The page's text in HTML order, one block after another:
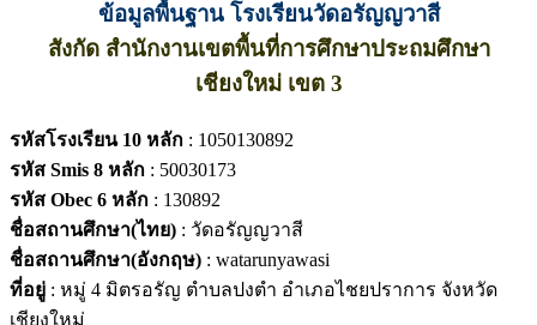
ข้อมูลพื้นฐาน โรงเรียนวัดอรัญญวาสี
สังกัด สำนักงานเขตพื้นที่การศึกษาประถมศึกษา
เชียงใหม่ เขต 3
รหัสโรงเรียน 10 หลัก : 1050130892
รหัส Smis 8 หลัก : 50030173
รหัส Obec 6 หลัก : 130892
ชื่อสถานศึกษา(ไทย) : วัดอรัญญวาสี
ชื่อสถานศึกษา(อังกฤษ) : watarunyawasi
ที่อยู่ : หมู่ 4 มิตรอรัญ ตำบลปงตำ อำเภอไชยปราการ จังหวัด
เชียงใหม่